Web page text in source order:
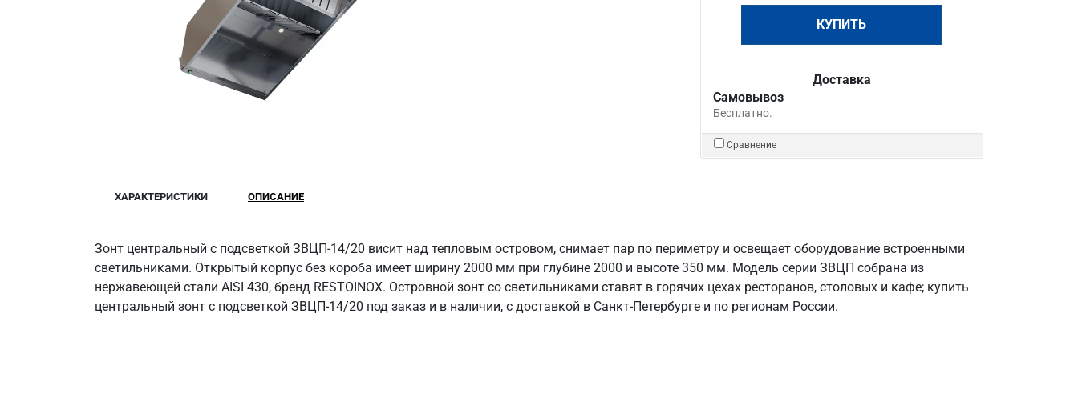
КУПИТЬ
Доставка
Самовывоз
Бесплатно.
Сравнение
ХАРАКТЕРИСТИКИ ОПИСАНИЕ
Зонт центральный с подсветкой ЗВЦП-14/20 висит над тепловым островом, снимает пар по периметру и освещает оборудование встроенными
светильниками. Открытый корпус без короба имеет ширину 2000 мм при глубине 2000 и высоте 350 мм. Модель серии ЗВЦП собрана из
нержавеющей стали AISI 430, бренд RESTOINOX. Островной зонт со светильниками ставят в горячих цехах ресторанов, столовых и кафе; купить
центральный зонт с подсветкой ЗВЦП-14/20 под заказ и в наличии, с доставкой в Санкт‑Петербурге и по регионам России.